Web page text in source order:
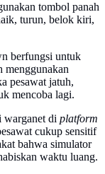
tombol panah
turun, belok kiri,
berfungsi untuk
menggunakan
pesawat jatuh,
mencoba lagi.
warganet di platform
cukup sensitif
bahwa simulator
waktu luang.